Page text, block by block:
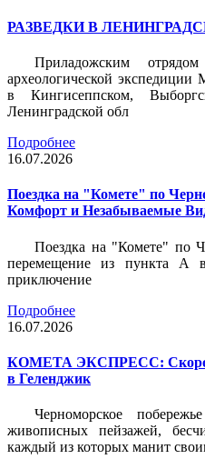
РАЗВЕДКИ В
Приладожским
археологической
в Кингисеппском,
Ленинградской обл
Подробнее
16.07.2026
Поездка на "Комете" по
Комфорт и Незабываемые
Поездка на "Комете" по
перемещение из пункта А
приключение
Подробнее
16.07.2026
КОМЕТА ЭКСПРЕСС:
в Геленджик
Черноморское
живописных пейзажей,
каждый из которых манит